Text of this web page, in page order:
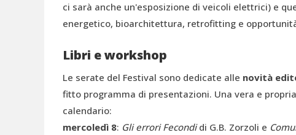
ci sarà anche un'esposizione di veicoli elettrici) e
energetico, bioarchitettura, retrofitting e
Libri e workshop
Le serate del Festival sono dedicate alle novità
fitto programma di presentazioni. Una vera e
calendario:
mercoledì 8: Gli errori Fecondidi G.B. Zorzoli e